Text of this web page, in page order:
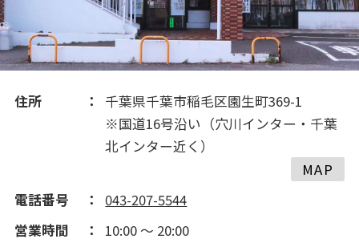
2017(249)
2016(399)
住所
千葉県千葉市稲毛区園生町369-1
※国道16号沿い（穴川インター・千葉
北インター近く）
MAP
電話番号
043-207-5544
営業時間
10:00 ～ 20:00